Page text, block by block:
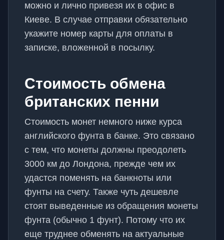
можно и лично привезя их в офис в
Киеве. В случае отправки обязательно
укажите номер карты для оплаты в
записке, вложенной в посылку.
Стоимость обмена
британских пенни
Стоимость монет немного ниже курса
английского фунта в банке. Это связано
с тем, что монеты должны преодолеть
3000 км до Лондона, прежде чем их
удастся поменять на банкноты или
фунты на счету. Также чуть дешевле
стоят выведенные из обращения монеты
фунта (обычно 1 фунт). Потому что их
еще труднее обменять на актуальные